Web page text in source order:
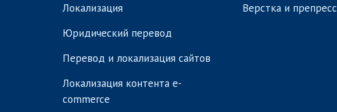
Локализация
Юридический перевод
Перевод и локализация сайтов
Локализация контента e-
commerce
Верстка и препресс